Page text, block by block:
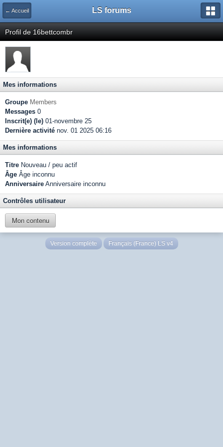
← Accueil LS forums
Profil de 16bettcombr
Mes informations
Groupe Members
Messages 0
Inscrit(e) (le) 01-novembre 25
Dernière activité nov. 01 2025 06:16
Mes informations
Titre Nouveau / peu actif
Âge Âge inconnu
Anniversaire Anniversaire inconnu
Contrôles utilisateur
Mon contenu
Version complète Français (France) LS v4